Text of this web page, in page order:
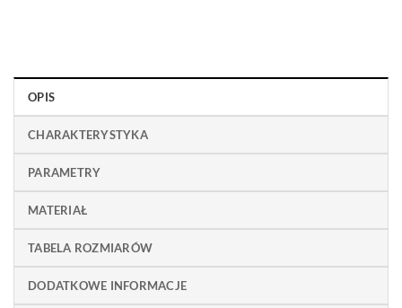
OPIS
CHARAKTERYSTYKA
PARAMETRY
MATERIAŁ
TABELA ROZMIARÓW
DODATKOWE INFORMACJE